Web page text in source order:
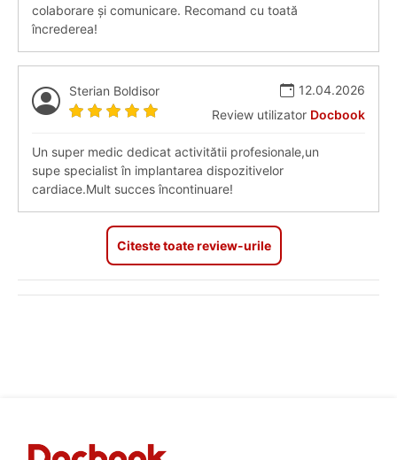
colaborare și comunicare. Recomand cu toată
încrederea!
Sterian Boldisor
12.04.2026
Review utilizator Docbook
Un super medic dedicat activitătii profesionale,un
supe specialist în implantarea dispozitivelor
cardiace.Mult succes încontinuare!
Citeste toate review-urile